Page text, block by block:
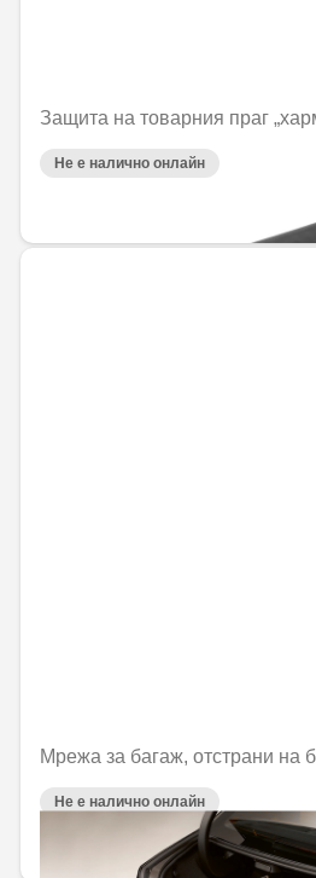
Защита на товарния праг
Не е налично онлайн
Мрежа за багаж, отстрани на
Не е налично онлайн
47,18 € / 92,28 лв.